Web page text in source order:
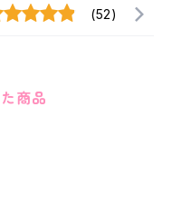
(52)
商品